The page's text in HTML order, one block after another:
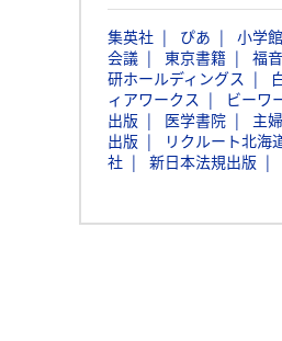
集英社 ぴあ 小学館
会議
東京書籍 福
研ホールディングス
ィアワークス
ビーワ
出版
医学書院 主
出版
リクルート北海
社
新日本法規出版